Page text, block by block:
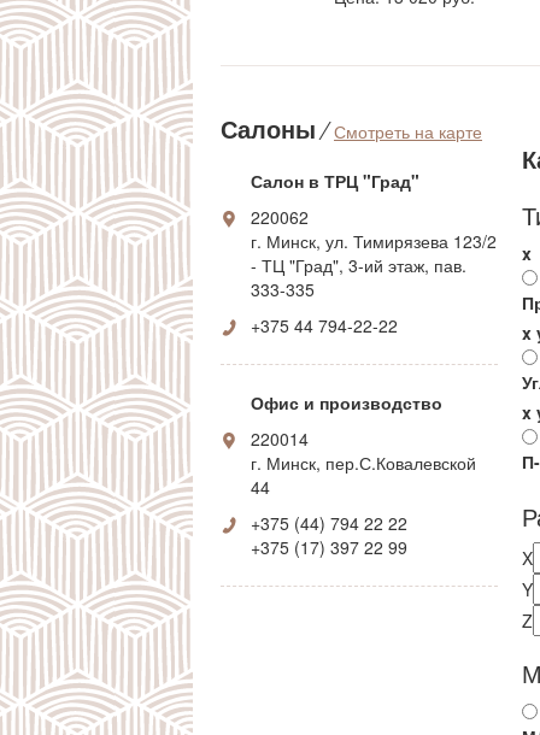
Размеры, ширина:Небольшие
Мебель - тип:
С полуостровом
Салоны⁄Смотреть на карте
Салон в ТРЦ "Град"
220062
г. Минск, ул. Тимирязева 123/2
- ТЦ "Град", 3-ий этаж, пав.
333-335
+375 44 794-22-22
Офис и производство
220014
г. Минск, пер.С.Ковалевской
44
+375 (44) 794 22 22
+375 (17) 397 22 99
x
x
x
X
Y
Z